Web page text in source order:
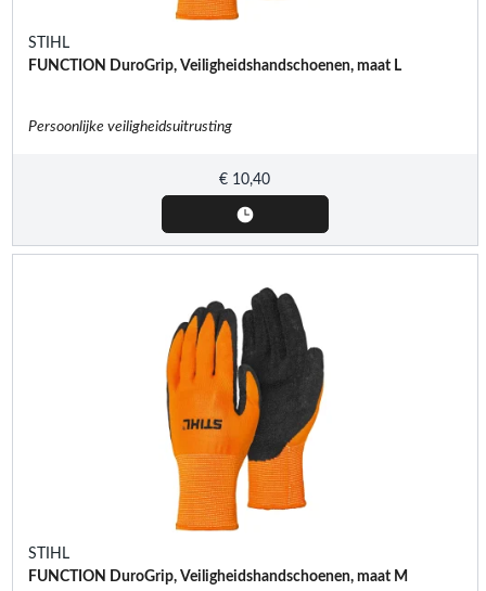
STIHL
FUNCTION DuroGrip, Veiligheidshandschoenen, maat L
Persoonlijke veiligheidsuitrusting
€ 10,40
STIHL
FUNCTION DuroGrip, Veiligheidshandschoenen, maat M